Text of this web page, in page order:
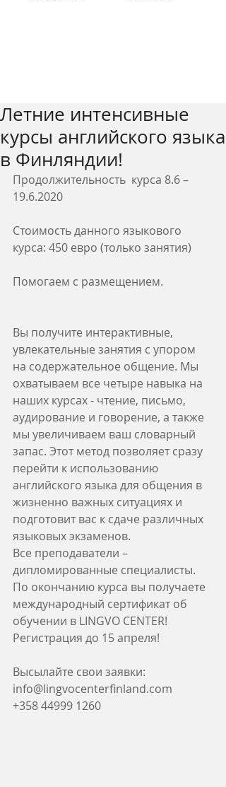
Летние интенсивные
курсы английского языка
в Финляндии!
Продолжительность  курса 8.6 –
19.6.2020
Стоимость данного языкового
курса: 450 евро (только занятия)
Помогаем с размещением.
Вы получите интерактивные,
увлекательные занятия с упором
на содержательное общение. Мы
охватываем все четыре навыка на
наших курсах - чтение, письмо,
аудирование и говорение, а также
мы увеличиваем ваш словарный
запас. Этот метод позволяет сразу
перейти к использованию
английского языка для общения в
жизненно важных ситуациях и
подготовит вас к сдаче различных
языковых экзаменов.
Все преподаватели –
дипломированные специалисты.
По окончанию курса вы получаете
международный сертификат об
обучении в LINGVO CENTER!
Регистрация до 15 апреля!
Высылайте свои заявки:
info@lingvocenterfinland.com
+358 44999 1260